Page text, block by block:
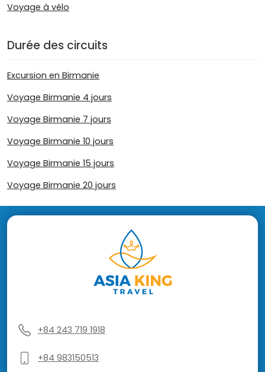
Voyage à vélo
Durée des circuits
Excursion en Birmanie
Voyage Birmanie 4 jours
Voyage Birmanie 7 jours
Voyage Birmanie 10 jours
Voyage Birmanie 15 jours
Voyage Birmanie 20 jours
+84 243 719 1918
+84 983150513